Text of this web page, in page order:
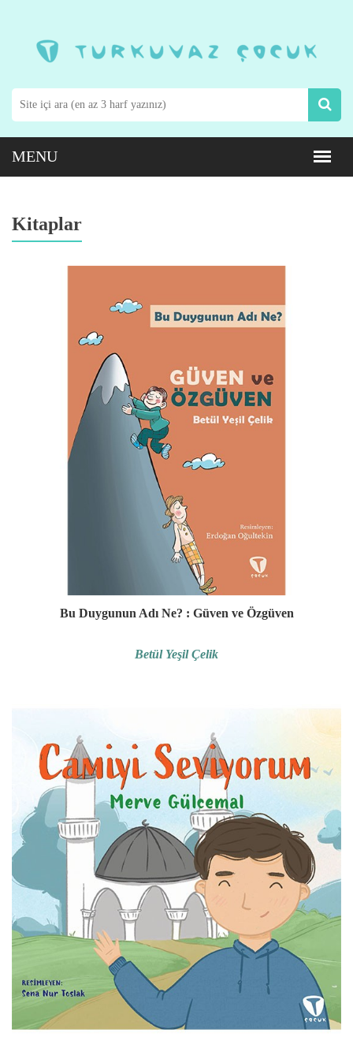
Kitaplar
Bu Duygunun Adı Ne? : Güven ve Özgüven
Betül Yeşil Çelik